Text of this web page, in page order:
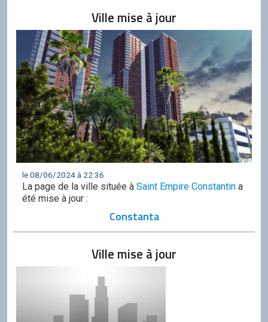
Ville mise à jour
le 08/06/2024 à 22:36
La page de la ville située à Saint Empire Constantin a
été mise à jour :
Constanta
Ville mise à jour